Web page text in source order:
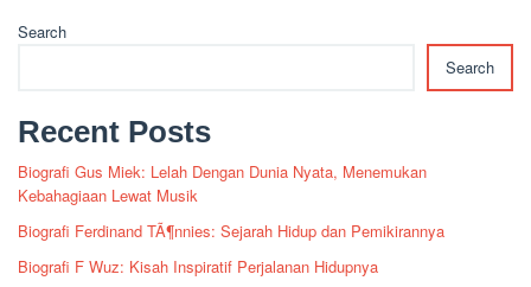
Search
Search
Recent Posts
Biografi Gus Miek: Lelah Dengan Dunia Nyata, Menemukan
Kebahagiaan Lewat Musik
Biografi Ferdinand TÃ¶nnies: Sejarah Hidup dan Pemikirannya
Biografi F Wuz: Kisah Inspiratif Perjalanan Hidupnya